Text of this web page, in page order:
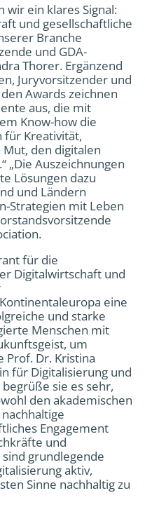
wir ein klares Signal:
und gesellschaftliche
Branche
und GDA-
Thorer. Ergänzend
Juryvorsitzender und
Awards zeichnen
aus, die mit
Know-how die
für Kreativität,
den digitalen
„Die Auszeichnungen
Lösungen dazu
und Ländern
Strategien mit Leben
für die
Digitalwirtschaft und
eine
und starke
Menschen mit
um
Prof. Dr. Kristina
für Digitalisierung und
sie es sehr,
den akademischen
Engagement
und
grundlegende
aktiv,
Sinne nachhaltig zu